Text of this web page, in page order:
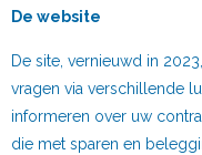
De website
De site, vernieuwd in
vragen via verschillende
informeren over uw
die met sparen en